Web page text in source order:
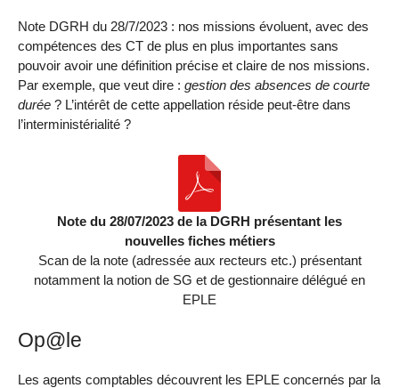
Note DGRH du 28/7/2023 : nos missions évoluent, avec des
compétences des CT de plus en plus importantes sans
pouvoir avoir une définition précise et claire de nos missions.
Par exemple, que veut dire : gestion des absences de courte
durée ? L’intérêt de cette appellation réside peut-être dans
l’interministérialité ?
Note du 28/07/2023 de la DGRH présentant les
nouvelles fiches métiers
Scan de la note (adressée aux recteurs etc.) présentant
notamment la notion de SG et de gestionnaire délégué en
EPLE
Op@le
Les agents comptables découvrent les EPLE concernés par la